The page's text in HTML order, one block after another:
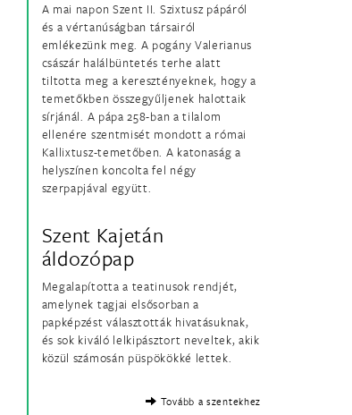
A mai napon Szent II. Szixtusz pápáról
és a vértanúságban társairól
emlékezünk meg. A pogány Valerianus
császár halálbüntetés terhe alatt
tiltotta meg a keresztényeknek, hogy a
temetőkben összegyűljenek halottaik
sírjánál. A pápa 258-ban a tilalom
ellenére szentmisét mondott a római
Kallixtusz-temetőben. A katonaság a
helyszínen koncolta fel négy
szerpapjával együtt.
Szent Kajetán
áldozópap
Megalapította a teatinusok rendjét,
amelynek tagjai elsősorban a
papképzést választották hivatásuknak,
és sok kiváló lelkipásztort neveltek, akik
közül számosán püspökökké lettek.
Tovább a szentekhez